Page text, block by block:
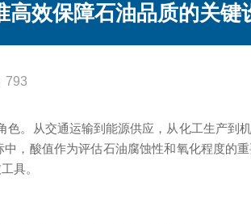
高效保障石油品质的关键
793
从交通运输到能源供应，从化工生产到
，酸值作为评估石油腐蚀性和氧化程度的
具。